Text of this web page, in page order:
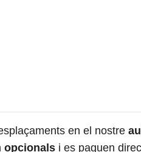
en el nostre
opcionals i es paguen